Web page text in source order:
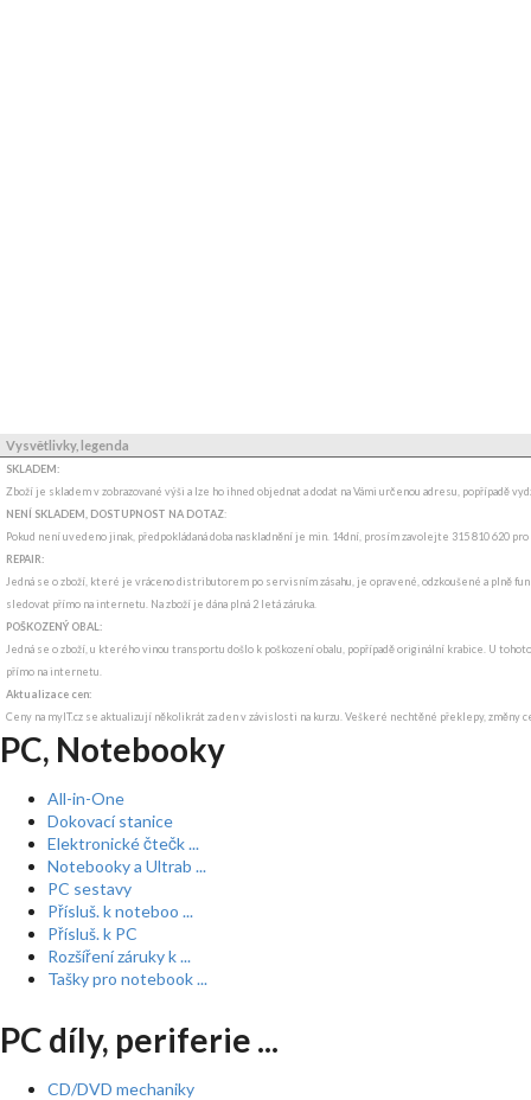
Vysvětlivky, legenda
SKLADEM:
Zboží je skladem v zobrazované výši a lze ho ihned objednat a dodat na Vámi určenou adresu, popřípadě
NENÍ SKLADEM, DOSTUPNOST NA DOTAZ:
Pokud není uvedeno jinak, předpokládaná doba naskladnění je min. 14dní, prosím zavolejte 315 810 620
REPAIR:
Jedná se o zboží, které je vráceno distributorem po servisním zásahu, je opravené, odzkoušené a plně
sledovat přímo na internetu. Na zboží je dána plná 2 letá záruka.
POŠKOZENÝ OBAL:
Jedná se o zboží, u kterého vinou transportu došlo k poškození obalu, popřípadě originální krabice. U
přímo na internetu.
Aktualizace cen:
Ceny na myIT.cz se aktualizují několikrát za den v závislosti na kurzu. Veškeré nechtěné překlepy, změny
PC, Notebooky
All-in-One
Dokovací stanice
Elektronické čtečk ...
Notebooky a Ultrab ...
PC sestavy
Přísluš. k noteboo ...
Přísluš. k PC
Rozšíření záruky k ...
Tašky pro notebook ...
PC díly, periferie ...
CD/DVD mechaniky